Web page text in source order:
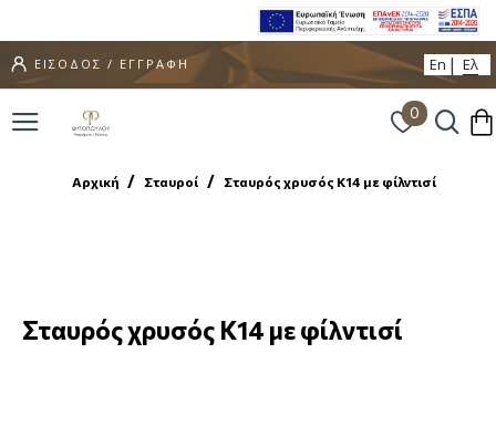
ΕΙΣΟΔΟΣ / ΕΓΓΡΑΦΗ En Ελ
0
Αρχική Σταυροί Σταυρός χρυσός Κ14 με φίλντισί
Σταυρός χρυσός Κ14 με φίλντισί